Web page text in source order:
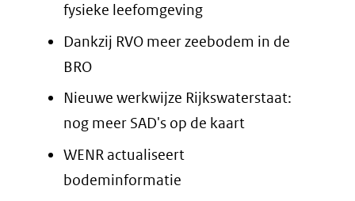
fysieke leefomgeving
Dankzij RVO meer zeebodem in de
BRO
Nieuwe werkwijze Rijkswaterstaat:
nog meer SAD's op de kaart
WENR actualiseert
bodeminformatie